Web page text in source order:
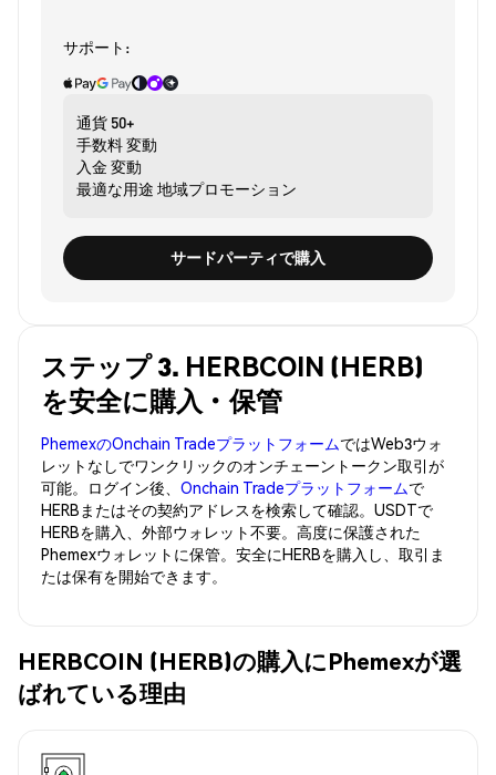
サポート:
通貨 50+
手数料変動
入金 変動
最適な用途 地域プロモーション
サードパーティで購入
ステップ 3. HERBCOIN (HERB)
を安全に購入・保管
PhemexのOnchain TradeプラットフォームではWeb3ウォ
レットなしでワンクリックのオンチェーントークン取引が
可能。ログイン後、 Onchain Tradeプラットフォームで
HERBまたはその契約アドレスを検索して確認。USDTで
HERBを購入、外部ウォレット不要。高度に保護された
Phemexウォレットに保管。安全にHERBを購入し、取引ま
たは保有を開始できます。
HERBCOIN (HERB)の購入にPhemexが選
ばれている理由